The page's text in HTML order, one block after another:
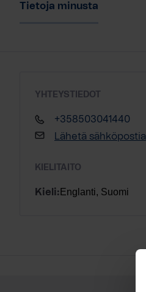
Tietoja minusta
YHTEYSTIEDOT
+358503041440
Lähetä sähköpostia
KIELITAITO
Kieli: Englanti, Suomi